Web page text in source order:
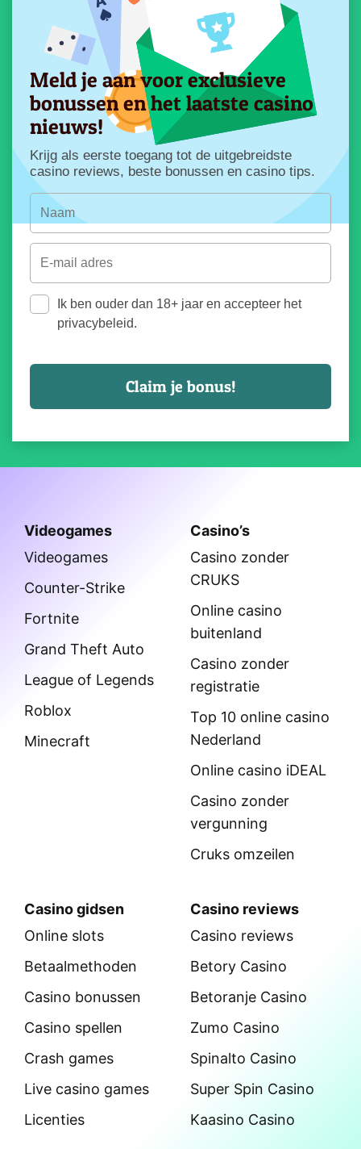
Meld je aan voor exclusieve
bonussen en het laatste casino
nieuws!
Krijg als eerste toegang tot de uitgebreidste
casino reviews, beste bonussen en casino tips.
Ik ben ouder dan 18+ jaar en accepteer het
privacybeleid.
Videogames
Videogames
Counter-Strike
Fortnite
Grand Theft Auto
League of Legends
Roblox
Minecraft
Casino’s
Casino zonder
CRUKS
Online casino
buitenland
Casino zonder
registratie
Top 10 online casino
Nederland
Online casino iDEAL
Casino zonder
vergunning
Cruks omzeilen
Casino gidsen
Online slots
Betaalmethoden
Casino bonussen
Casino spellen
Crash games
Live casino games
Licenties
Casino reviews
Casino reviews
Betory Casino
Betoranje Casino
Zumo Casino
Spinalto Casino
Super Spin Casino
Kaasino Casino